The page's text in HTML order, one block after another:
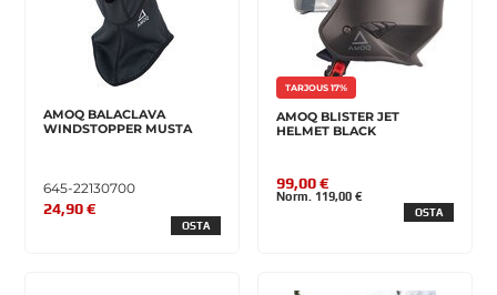
AMOQ BALACLAVA
WINDSTOPPER MUSTA
645-22130700
24,90 €
OSTA
TARJOUS 17%
AMOQ BLISTER JET
HELMET BLACK
99,00 €
Norm. 119,00 €
OSTA